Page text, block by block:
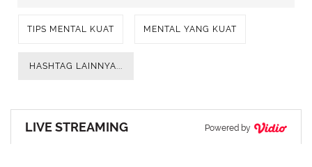
TIPS MENTAL KUAT MENTAL YANG KUAT
HASHTAG LAINNYA...
LIVE STREAMING Powered by